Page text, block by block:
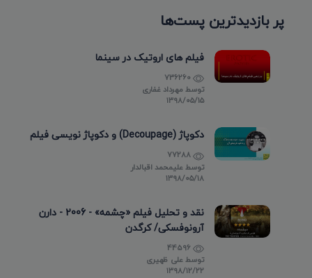
پر بازدیدترین پست‌ها
فیلم های اروتیک در سینما
توسط مهرداد غفاری
۱۳۹۸/۰۵/۱۵
دکوپاژ (Decoupage) و دکوپاژ نویسی فیلم
توسطعلیمحمد اقبالدار
۱۳۹۸/۰۵/۱۸
نقد و تحلیل فیلم «چشمه» - 2006 - دارن
آرونوفسکی/ کرگدن
توسطعلی ظهیری
۱۳۹۸/۱۲/۲۲